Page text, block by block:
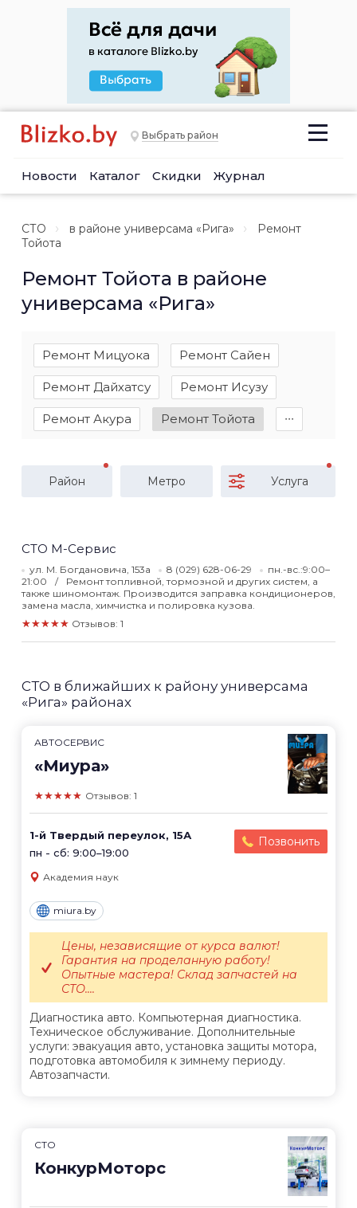
Выбрать район
Новости Каталог Скидки Журнал
СТО в районе универсама «Рига»
Ремонт
Тойота
Ремонт Тойота в районе
универсама «Рига»
Ремонт Мицуока Ремонт Сайен
Ремонт Дайхатсу Ремонт Исузу
Ремонт Акура Ремонт Тойота ∙∙∙
Район Метро Услуга
СТО М-Сервис
ул. М. Богдановича, 153а 8 (029) 628-06-29
пн.-вс.:9:00–
21:00
Ремонт топливной, тормозной и других систем, а
также шиномонтаж. Производится заправка кондиционеров,
замена масла, химчистка и полировка кузова.
★★★★★ Отзывов: 1
СТО в ближайших к району универсама
«Рига» районах
АВТОСЕРВИС
«Миура»
★★★★★ Отзывов: 1
1-й Твердый переулок, 15А
пн - сб: 9:00–19:00
Позвонить
Академия наук
miura.by
Диагностика авто. Компьютерная диагностика.
Техническое обслуживание. Дополнительные
услуги: эвакуация авто, установка защиты мотора,
подготовка автомобиля к зимнему периоду.
Автозапчасти.
Цены, независящие от курса валют!
Гарантия на проделанную работу!
Опытные мастера! Склад запчастей на
СТО....
СТО
КонкурМоторс